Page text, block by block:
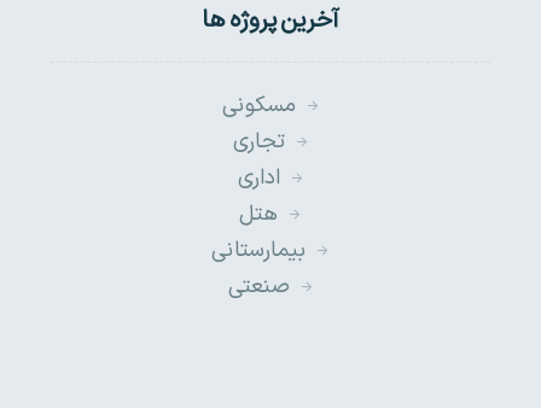
آخرین پروژه ها
مسکونی
تجاری
اداری
هتل
بیمارستانی
صنعتی